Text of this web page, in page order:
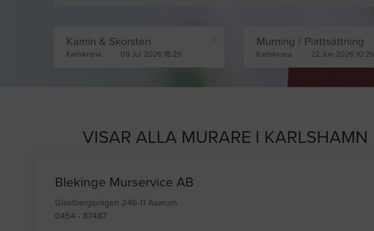
Kamin & Skorsten
Karlskrona 09 Jul 2026 18:29
Murning / Plattsättning
Karlskrona 22 Jun 2026 10:26
VISAR ALLA MURARE I KARLSHAMN
Blekinge Murservice AB
Giselbergsvägen 246-11 Asarum
0454 - 87487